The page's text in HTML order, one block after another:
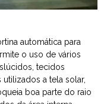
automática para
o uso de vários
tecidos
a tela solar,
boa parte do raio